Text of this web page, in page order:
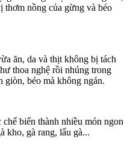
thơm nồng của gừng và béo
ăn, da và thịt không bị tách
thoa nghệ rồi nhúng trong
giòn, béo mà không ngán.
biến thành nhiều món ngon
kho, gà rang, lẩu gà...